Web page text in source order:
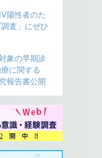
陽性者のた
査」にぜひ
象の早期診
に関する
報告書公開